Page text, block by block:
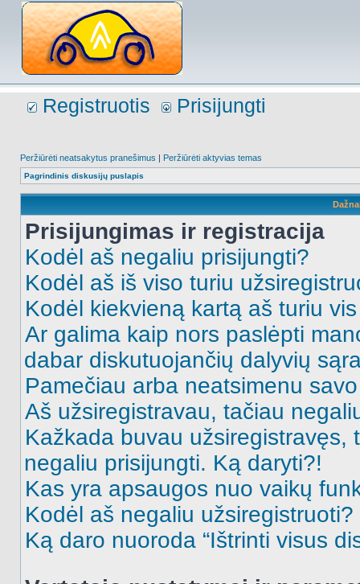
Registruotis Prisijungti
Peržiūrėti neatsakytus pranešimus | Peržiūrėti aktyvias temas
Pagrindinis diskusijų puslapis
Prisijungimas ir registracija
Kodėl aš negaliu prisijungti?
Kodėl aš iš viso turiu
Kodėl kiekvieną kartą aš turiu
Ar galima kaip nors paslėpti
dabar diskutuojančių dalyvių
Pamečiau arba neatsimenu
Aš užsiregistravau, tačiau
Kažkada buvau užsiregistravęs,
negaliu prisijungti. Ką daryti?!
Kas yra apsaugos nuo vaikų
Kodėl aš negaliu užsiregistruoti?
Ką daro nuoroda “Ištrinti visus